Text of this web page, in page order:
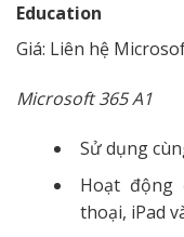
Education
Giá: Liên hệ
Microsoft 365 A1
Sử dụng
Hoạt động
thoại, iPad